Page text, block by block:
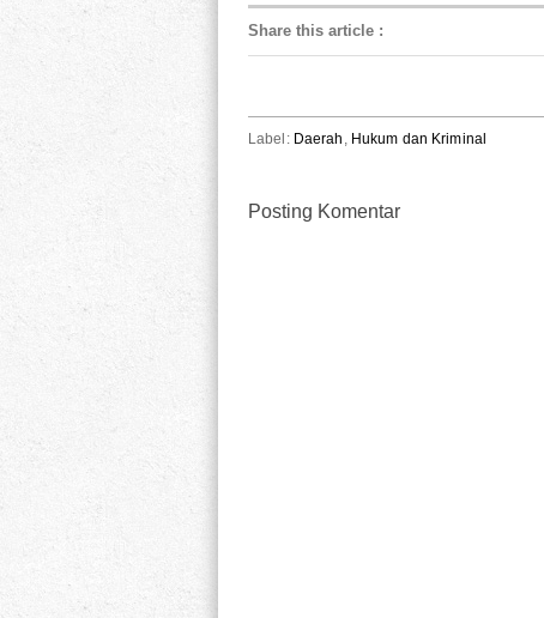
Share this article :
Label: Daerah , Hukum dan Kriminal
Posting Komentar